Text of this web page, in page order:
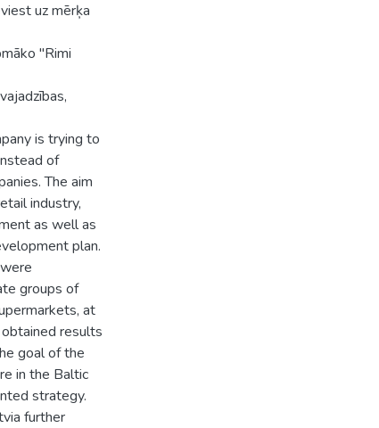
uz mērķa
"Rimi
is trying to
of
The aim
industry,
as well as
plan.
groups of
at
results
goal of the
in the Baltic
strategy.
further